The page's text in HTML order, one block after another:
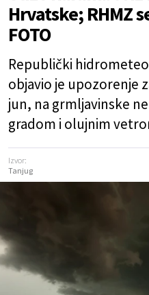
Hrvatske; RHMZ
FOTO
Republički
objavio je upozorenje
jun, na grmljavinske
gradom i olujnim
Izvor:
Tanjug